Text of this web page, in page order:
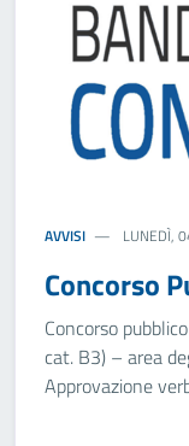
AVVISI LUNEDÌ,
Concorso
Concorso
cat. B3) – area
Approvazione